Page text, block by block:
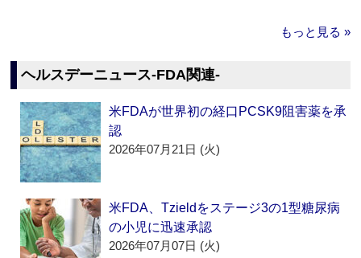
もっと見る »
ヘルスデーニュース‐FDA関連‐
米FDAが世界初の経口PCSK9阻害薬を承
認
2026年07月21日 (火)
米FDA、Tzieldをステージ3の1型糖尿病
の小児に迅速承認
2026年07月07日 (火)